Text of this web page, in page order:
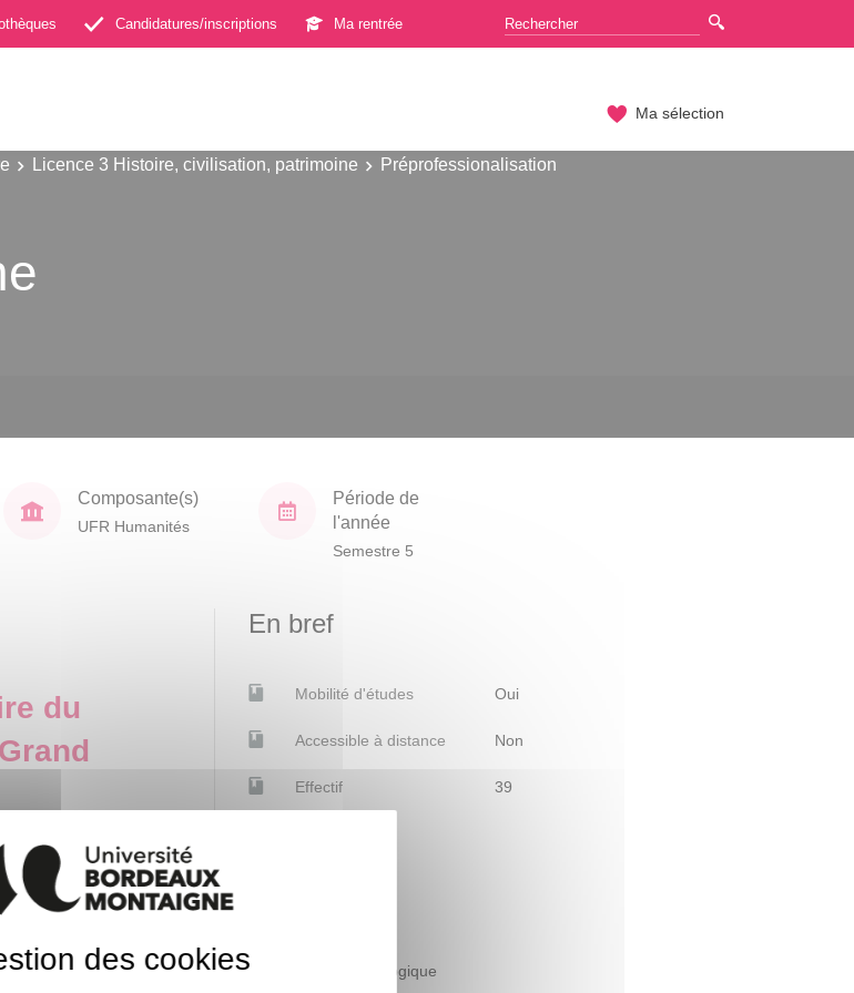
Candidatures/inscriptions Ma rentrée
Ma sélection
Licence 3 Histoire, civilisation, patrimoine
Préprofessionalisation
Composante(s)
UFR Humanités
Période de
l'année
Semestre 5
du
le
subi un
de donner
des
d’un
En bref
Mobilité d'études Oui
Accessible à distance Non
Effectif 39
Responsable pédagogique
des cookies